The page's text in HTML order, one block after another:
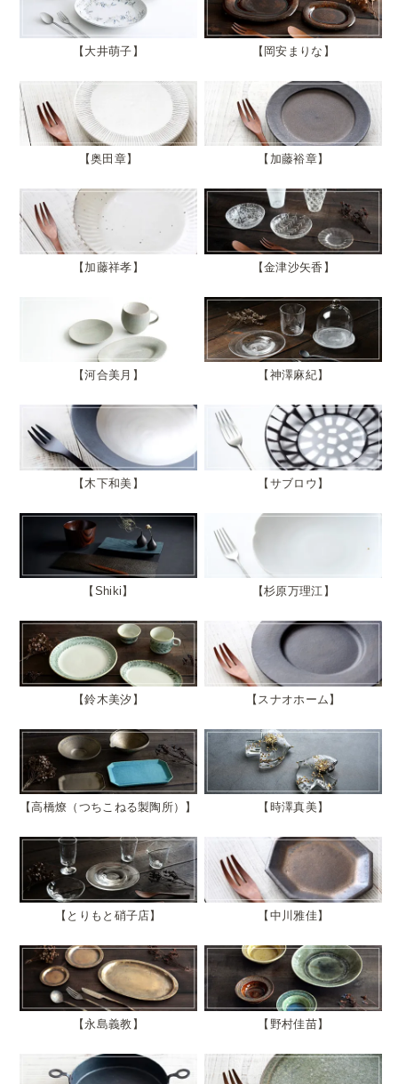
大井萌子 岡安まりな
奥田章 加藤裕章
加藤祥孝 金津沙矢香
河合美月 神澤麻紀
木下和美 サブロウ
Shiki 杉原万理江
鈴木美汐 スナオホーム
高橋燎（つちこねる製陶所） 時澤真美
とりもと硝子店 中川雅佳
永島義教 野村佳苗